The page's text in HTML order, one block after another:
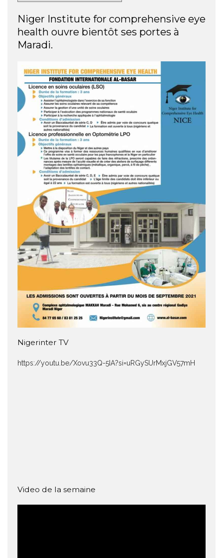
Niger Institute for comprehensive eye
health ouvre bientôt ses portes à
Maradi.
Nigerinter TV
https://youtu.be/Xovu33Q-5IA?si=uRGySUrMxjGV57mH
Video de la semaine